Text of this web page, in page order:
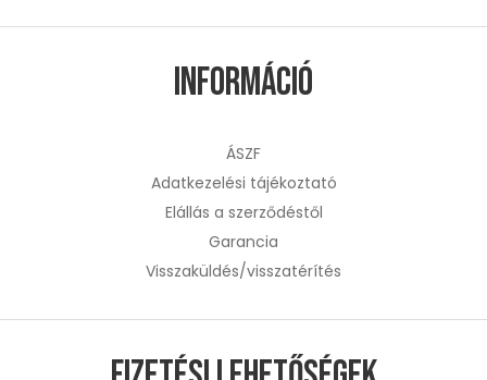
Információ
ÁSZF
Adatkezelési tájékoztató
Elállás a szerződéstől
Garancia
Visszaküldés/visszatérítés